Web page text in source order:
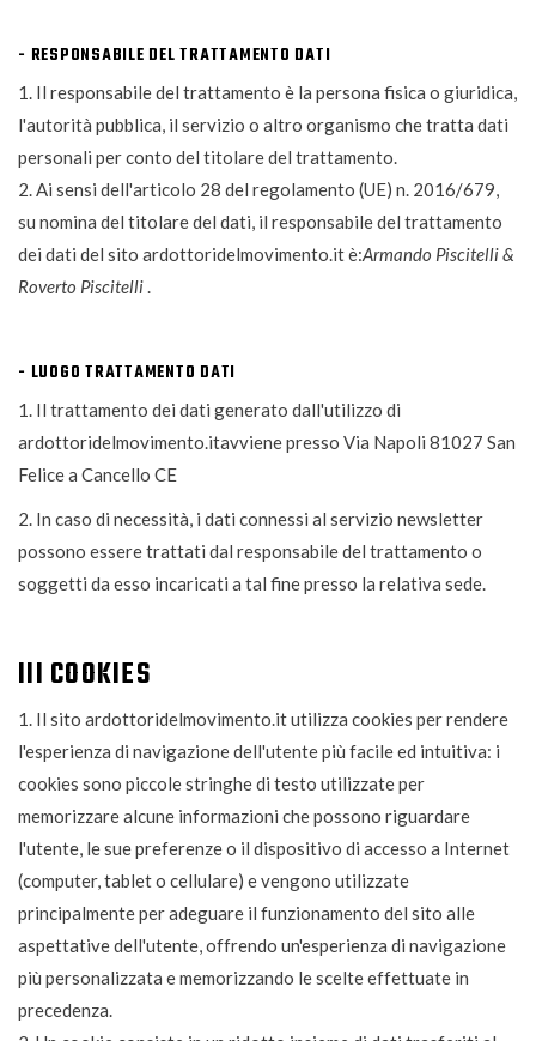
- RESPONSABILE DEL TRATTAMENTO DATI
1. Il responsabile del trattamento è la persona fisica o giuridica,
l'autorità pubblica, il servizio o altro organismo che tratta dati
personali per conto del titolare del trattamento.
2. Ai sensi dell'articolo 28 del regolamento (UE) n. 2016/679,
su nomina del titolare del dati, il responsabile del trattamento
dei dati del sito ardottoridelmovimento.it è:Armando Piscitelli &
Roverto Piscitelli.
- LUOGO TRATTAMENTO DATI
1. Il trattamento dei dati generato dall'utilizzo di
ardottoridelmovimento.itavviene presso Via Napoli 81027 San
Felice a Cancello CE
2. In caso di necessità, i dati connessi al servizio newsletter
possono essere trattati dal responsabile del trattamento o
soggetti da esso incaricati a tal fine presso la relativa sede.
III COOKIES
1. Il sito ardottoridelmovimento.it utilizza cookies per rendere
l'esperienza di navigazione dell'utente più facile ed intuitiva: i
cookies sono piccole stringhe di testo utilizzate per
memorizzare alcune informazioni che possono riguardare
l'utente, le sue preferenze o il dispositivo di accesso a Internet
(computer, tablet o cellulare) e vengono utilizzate
principalmente per adeguare il funzionamento del sito alle
aspettative dell'utente, offrendo un'esperienza di navigazione
più personalizzata e memorizzando le scelte effettuate in
precedenza.